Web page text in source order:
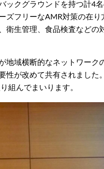
ックグラウンドを持つ計4
ズフリーなAMR対策の在
衛生管理、食品検査など
地域横断的なネットワー
性が改めて共有されまし
組んでまいります。